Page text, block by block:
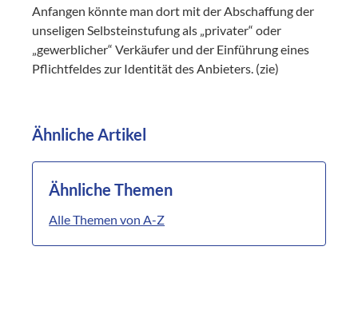
Anfangen könnte man dort mit der Abschaffung der
unseligen Selbsteinstufung als „privater“ oder
„gewerblicher“ Verkäufer und der Einführung eines
Pflichtfeldes zur Identität des Anbieters. (zie)
Ähnliche Artikel
Ähnliche Themen
Alle Themen von A-Z